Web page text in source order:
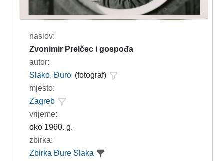
naslov:
Zvonimir Prelčec i gospođa
autor:
Slako, Đuro (fotograf)
mjesto:
Zagreb
vrijeme:
oko 1960. g.
zbirka:
Zbirka Đure Slaka